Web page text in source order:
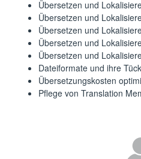
⁪⁪⁪‍​‌‌​​‌‌‍‌​‌​‌‌​‍​‍​​‌‍‌​‍​‍​‍‍‍‍​‌​​​‍​⁪Übersetzen und
⁪⁪⁪‌​‍​‍‍‍​​‍​‍‍‍​‌‍‌‌‍‍​‌​‍​‍​​‌‍‌​‌‌‌‍‌‌‌‌⁪Übersetzen und
⁪⁪⁪‌​​‍​‌‍‌‌‍​‍‌​​‌‍​‌‌​‍‌​‍‍‍‌‌‌​‌‌‍‌​‌‌​‌⁪Übersetzen und
⁪⁪⁪‍‍‌‌​‍‍‍‌​‌‌‌‍‍‍‌‌‍​​​‍‌​​‍‌‍‌‍‌‍‍‌‍‌‌⁪Übersetzen und
⁪⁪⁪‍​‍​‍‌​‍‌‍‍​‌​​​​‍​‌​‍‌‌‌​​‌​‍‍‌​​‌‍‌​‍‍⁪Übersetzen und
⁪⁪⁪‍‍‍‍‍​​​​‍‌‌​‍​‌​‍‍​​‍‌‍‌​​‌​‌‌‌‍‍‍‌​‍‍​⁪Dateiformate und ihre
⁪⁪⁪‌‌‍‌‍‌‍‍‍​​‌​‌​‍​‍‌‌‍‌‌‌​‌​‍‍​‌‌‍‍‌‍‌​​⁪Übersetzungskosten
⁪⁪⁪‌‌‍​​‌‌​‌‌​​​‍‍​​‌‍‌​‍‍‍‌‍​‌‌‌‌‍‍‍‍​‍​​‍⁪Pflege von Translation